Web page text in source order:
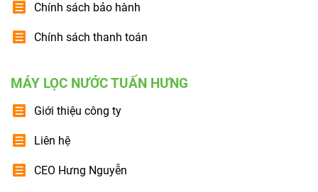
Chính sách bảo hành
Chính sách thanh toán
MÁY LỌC NƯỚC TUẤN HƯNG
Giới thiệu công ty
Liên hệ
CEO Hưng Nguyễn